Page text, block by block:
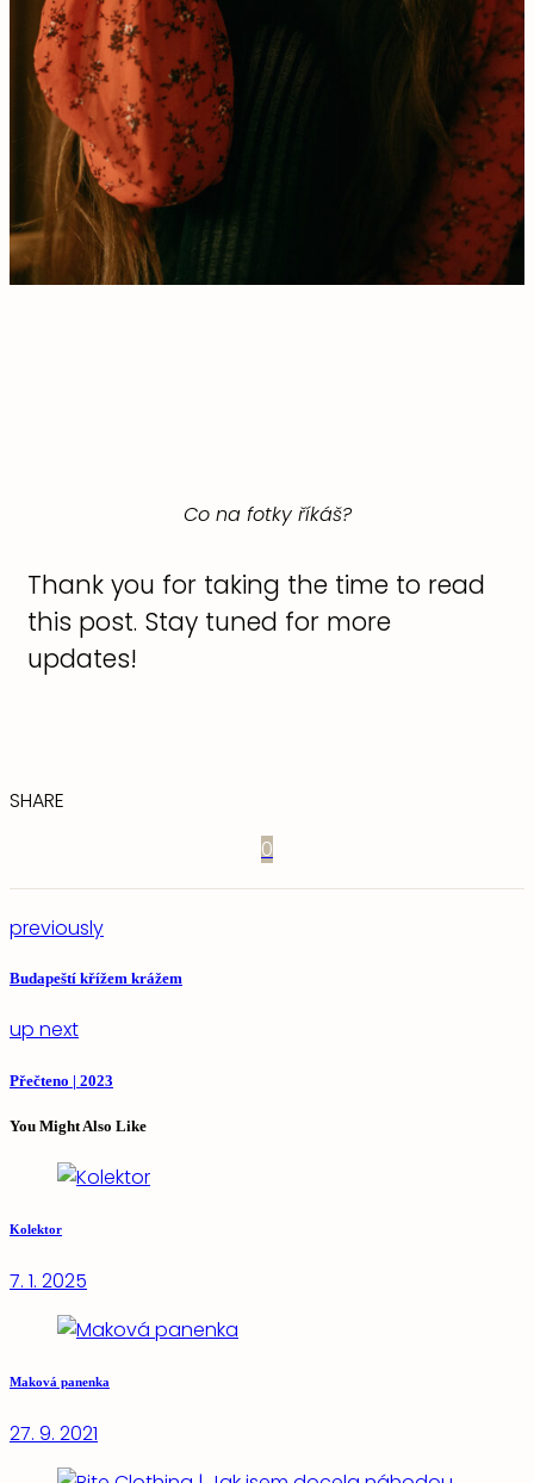
Co na fotky říkáš?
Thank you for taking the time to read
this post. Stay tuned for more
updates!
SHARE
0
previously
Budapeští křížem krážem
up next
Přečteno | 2023
You Might Also Like
Kolektor
7. 1. 2025
Maková panenka
27. 9. 2021